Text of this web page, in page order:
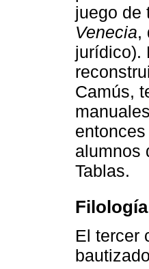
juego de
Venecia,
jurídico).
Camús,
alumnos
Tablas.
El tercer